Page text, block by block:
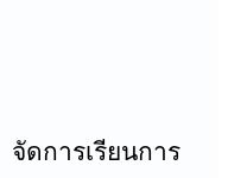
ดการเรียนการ